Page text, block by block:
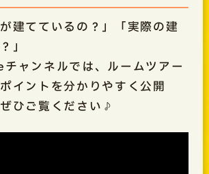
建てているの？」「実際の建
」
ャンネルでは、ルームツアー
イントを分かりやすく公開
ひご覧ください♪